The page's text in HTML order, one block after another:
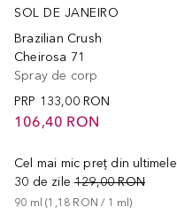
SOL DE JANEIRO
Brazilian Crush
Cheirosa 71
Spray de corp
PRP 133,00 RON
106,40 RON
Cel mai mic preț din ultimele
30 de zile 129,00 RON
90 ml (1,18 RON / 1 ml)